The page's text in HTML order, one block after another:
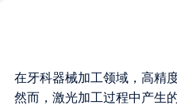
在牙科器械加工领域，高精
然而，激光加工过程中产生